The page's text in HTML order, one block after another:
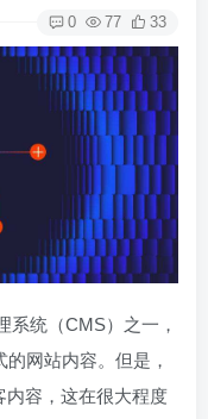
0 77 33
系统（CMS）之一，
网站内容。但是，
内容，这在很大程度